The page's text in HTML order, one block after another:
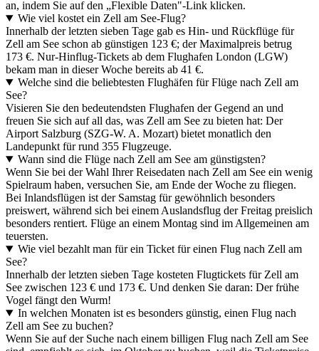
an, indem Sie auf den „Flexible Daten"-Link klicken.
Wie viel kostet ein Zell am See-Flug?
Innerhalb der letzten sieben Tage gab es Hin- und Rückflüge für
Zell am See schon ab günstigen 123 €; der Maximalpreis betrug
173 €. Nur-Hinflug-Tickets ab dem Flughafen London (LGW)
bekam man in dieser Woche bereits ab 41 €.
Welche sind die beliebtesten Flughäfen für Flüge nach Zell am
See?
Visieren Sie den bedeutendsten Flughafen der Gegend an und
freuen Sie sich auf all das, was Zell am See zu bieten hat: Der
Airport Salzburg (SZG-W. A. Mozart) bietet monatlich den
Landepunkt für rund 355 Flugzeuge.
Wann sind die Flüge nach Zell am See am günstigsten?
Wenn Sie bei der Wahl Ihrer Reisedaten nach Zell am See ein wenig
Spielraum haben, versuchen Sie, am Ende der Woche zu fliegen.
Bei Inlandsflügen ist der Samstag für gewöhnlich besonders
preiswert, während sich bei einem Auslandsflug der Freitag preislich
besonders rentiert. Flüge an einem Montag sind im Allgemeinen am
teuersten.
Wie viel bezahlt man für ein Ticket für einen Flug nach Zell am
See?
Innerhalb der letzten sieben Tage kosteten Flugtickets für Zell am
See zwischen 123 € und 173 €. Und denken Sie daran: Der frühe
Vogel fängt den Wurm!
In welchen Monaten ist es besonders günstig, einen Flug nach
Zell am See zu buchen?
Wenn Sie auf der Suche nach einem billigen Flug nach Zell am See